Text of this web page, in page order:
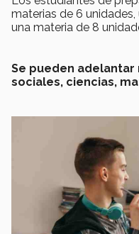
materias de 6
una materia de 8
Se pueden
sociales, ciencias,